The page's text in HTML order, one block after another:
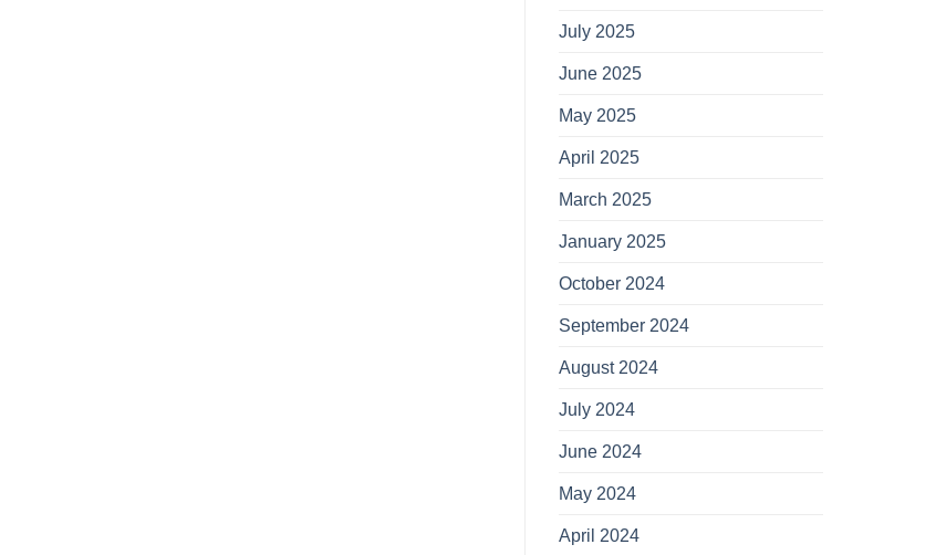
July 2025
June 2025
May 2025
April 2025
March 2025
January 2025
October 2024
September 2024
August 2024
July 2024
June 2024
May 2024
April 2024